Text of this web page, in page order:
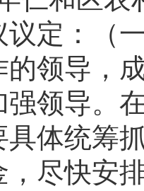
议定：（
的领导，
强领导。
具体统筹
，尽快安